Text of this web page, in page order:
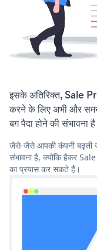
इसके अतिरिक्त, Sale
करने के लिए अभी और
बग पैदा होने की संभावना
जैसे-जैसे आपकी कंपनी बढ़ती
संभावना है, क्योंकि हैकर
का प्रयास कर सकते हैं।